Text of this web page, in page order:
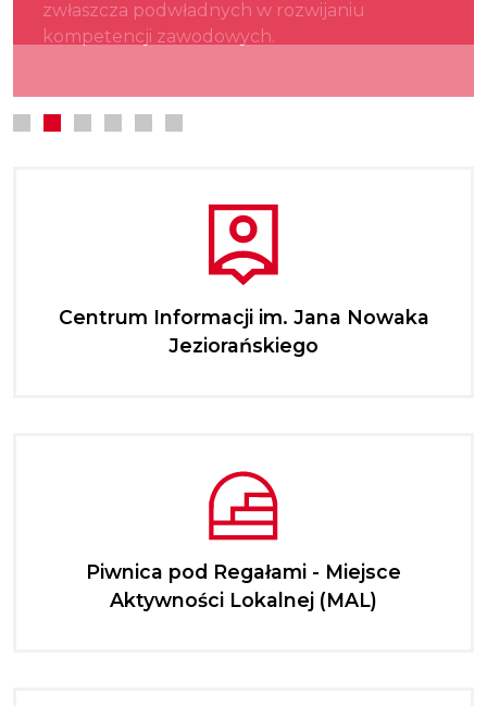
zwłaszcza podwładnych w rozwijaniu
kompetencji zawodowych.
kultury.
najmłodszych.
Centrum Informacji im. Jana Nowaka
Jeziorańskiego
Piwnica pod Regałami - Miejsce
Aktywności Lokalnej (MAL)